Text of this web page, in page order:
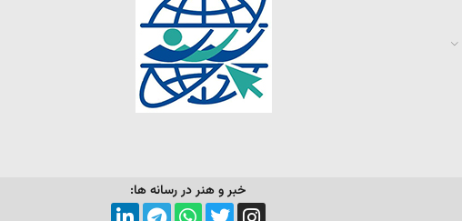
خبر و هنر در رسانه ها: